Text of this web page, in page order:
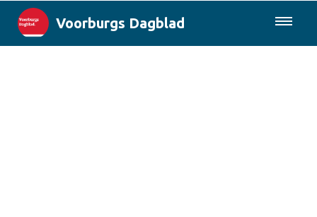
Voorburgs Dagblad